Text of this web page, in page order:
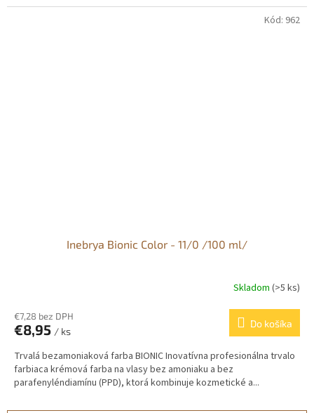
Inebrya Bionic Color - 11/0 /100 ml/
Skladom (>5 ks)
€7,28 bez DPH
€8,95 / ks
Do košíka
Trvalá bezamoniaková farba BIONIC Inovatívna profesionálna trvalo
farbiaca krémová farba na vlasy bez amoniaku a bez
parafenyléndiamínu (PPD), ktorá kombinuje kozmetické a...
Kód: 962